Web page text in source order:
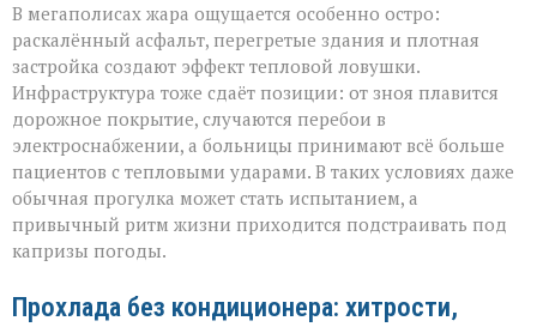
В мегаполисах жара ощущается особенно остро:
раскалённый асфальт, перегретые здания и плотная
застройка создают эффект тепловой ловушки.
Инфраструктура тоже сдаёт позиции: от зноя плавится
дорожное покрытие, случаются перебои в
электроснабжении, а больницы принимают всё больше
пациентов с тепловыми ударами. В таких условиях даже
обычная прогулка может стать испытанием, а
привычный ритм жизни приходится подстраивать под
капризы погоды.
Прохлада без кондиционера: хитрости,